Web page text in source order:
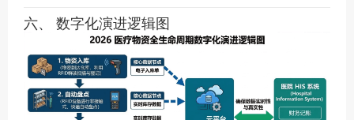
六、 数字化演进逻辑图